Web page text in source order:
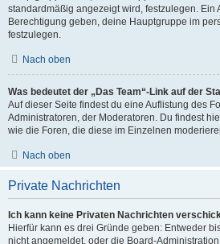
standardmäßig angezeigt wird, festzulegen. Ein
Berechtigung geben, deine Hauptgruppe im
festzulegen.
Nach oben
Was bedeutet der „Das Team“-Link auf der
Auf dieser Seite findest du eine Auflistung des
Administratoren, der Moderatoren. Du findest
wie die Foren, die diese im Einzelnen
Nach oben
Private Nachrichten
Ich kann keine Privaten Nachrichten
Hierfür kann es drei Gründe geben: Entweder
nicht angemeldet, oder die Board-